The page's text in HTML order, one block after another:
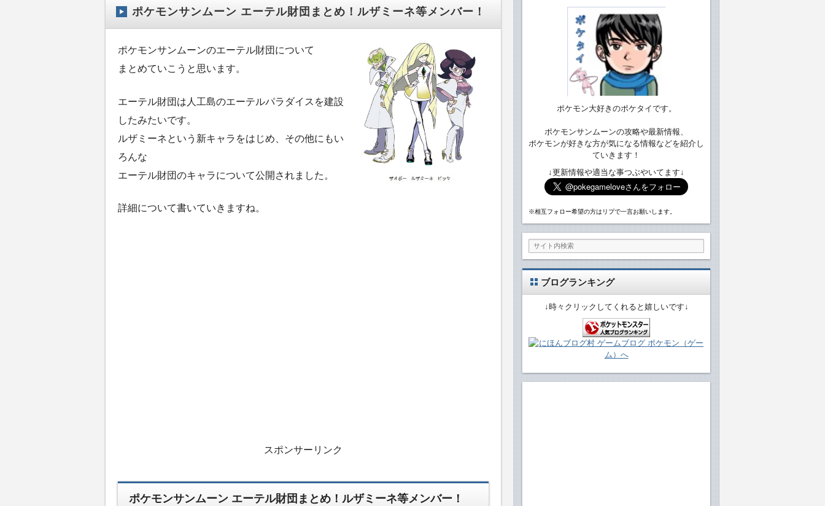
ポケモンサンムーン エーテル財団まとめ！ルザミーネ等メンバー！
ポケモンサンムーンのエーテル財団について
まとめていこうと思います。
エーテル財団は人工島のエーテルパラダイスを建設
したみたいです。
ルザミーネという新キャラをはじめ、その他にもい
ろんな
エーテル財団のキャラについて公開されました。
詳細について書いていきますね。
スポンサーリンク
ポケモンサンムーン エーテル財団まとめ！ルザミーネ等メンバー！
ポケモン大好きのポケタイです。
ポケモンサンムーンの攻略や最新情報、
ポケモンが好きな方が気になる情報などを紹介し
ていきます！
↓更新情報や適当な事つぶやいてます↓
※相互フォロー希望の方はリプで一言お願いします。
ブログランキング
↓時々クリックしてくれると嬉しいです↓